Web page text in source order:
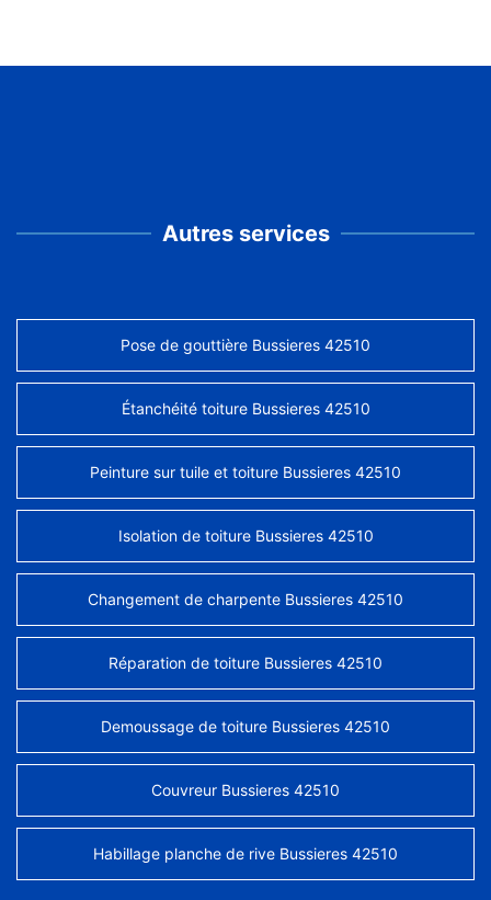
Autres services
Pose de gouttière Bussieres 42510
Étanchéité toiture Bussieres 42510
Peinture sur tuile et toiture Bussieres 42510
Isolation de toiture Bussieres 42510
Changement de charpente Bussieres 42510
Réparation de toiture Bussieres 42510
Demoussage de toiture Bussieres 42510
Couvreur Bussieres 42510
Habillage planche de rive Bussieres 42510